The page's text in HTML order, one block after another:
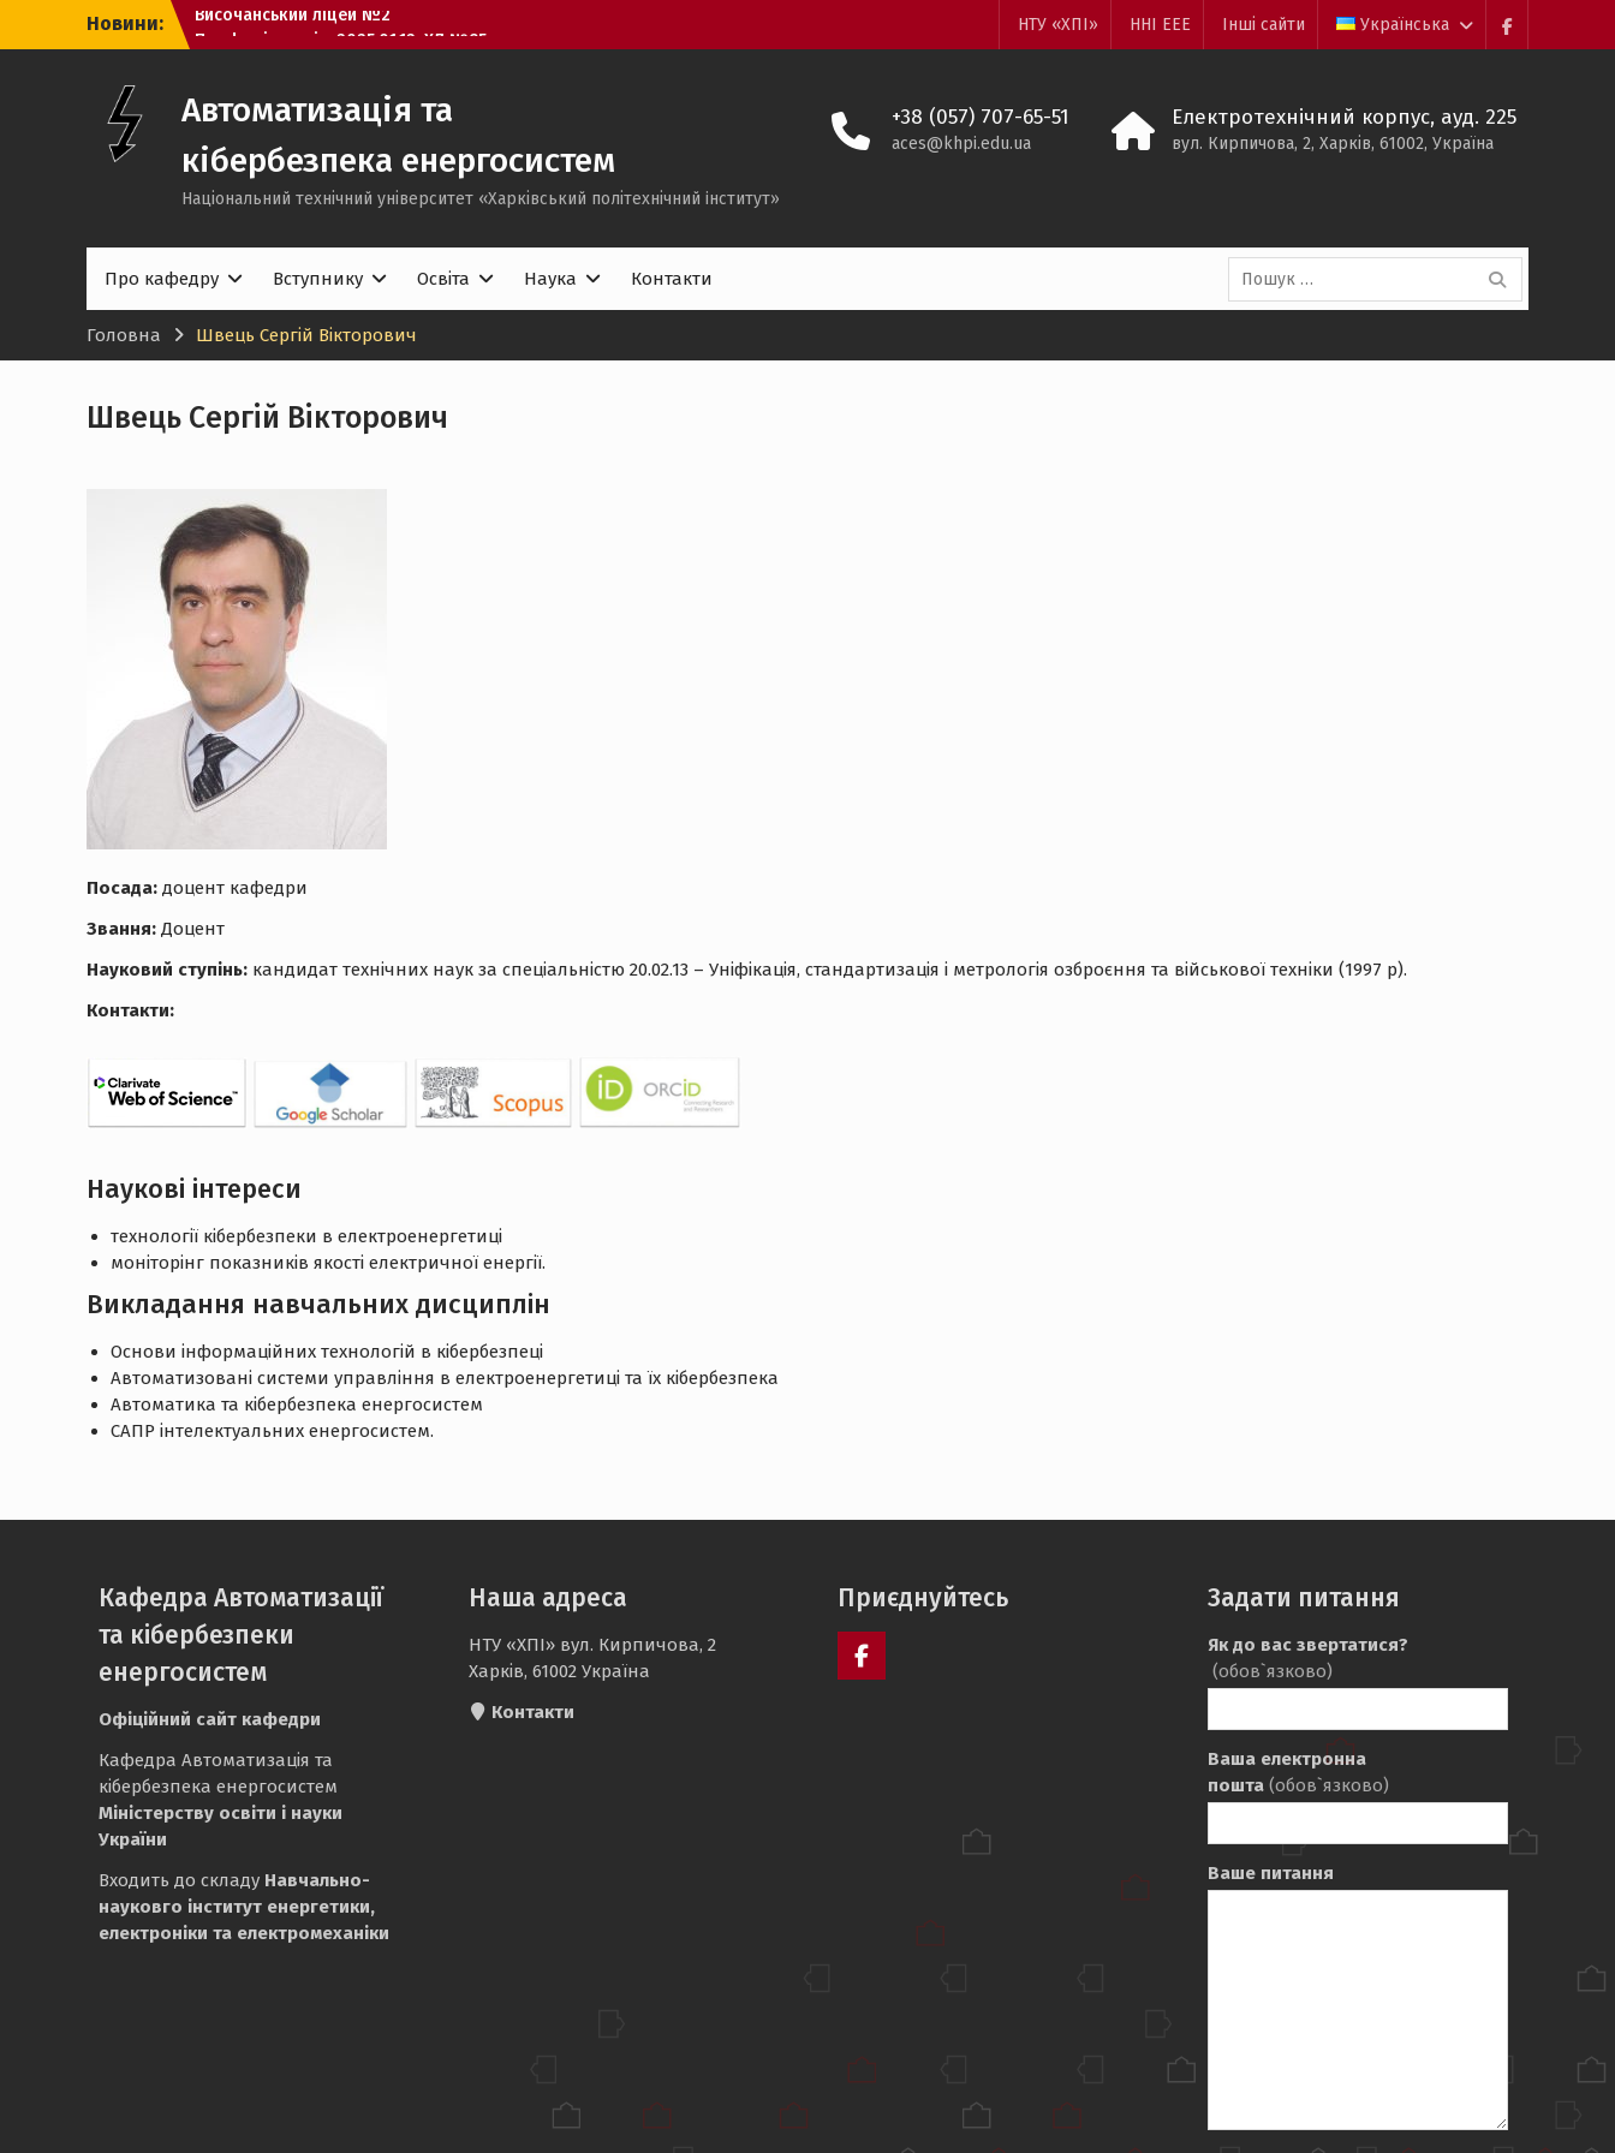
Новини:
Профорієнтація, 2025.01.12, ХЛ №95
Профорієнтаційний захід із
«Полтавський політехнічний фаховий
коледж НТУ «ХПІ» 15.01.2026
Профорієнтація, 2025.09.12,
Височанський ліцей №2
Пункт
НТУ «ХПІ» ННІ ЕЕЕ Інші сайти Українська
Автоматизація та
кібербезпека енергосистем
Національний технічний університет «Харківський політехнічний iнститут»
+38 (057) 707-65-51
aces@khpi.edu.ua
Електротехнічний корпус, ауд. 225
вул. Кирпичова, 2, Харків, 61002, Україна
Про кафедру Вступнику Освіта Наука Контакти
Пошук:
Головна Швець Сергій Вікторович
Швець Сергій Вікторович
Посада: доцент кафедри
Звання: Доцент
Науковий ступінь: кандидат технічних наук за спеціальністю 20.02.13 – Уніфікація, стандартизація і метрологія озброєння та військової техніки (1997 р).
Контакти:
Наукові інтереси
технології кібербезпеки в електроенергетиці
моніторінг показників якості електричної енергії.
Викладання навчальних дисциплін
Основи інформаційних технологій в кібербезпеці
Автоматизовані системи управління в електроенергетиці та їх кібербезпека
Автоматика та кібербезпека енергосистем
САПР інтелектуальних енергосистем.
Кафедра Автоматизації
та кібербезпеки
енергосистем
Офіційний сайт кафедри
Кафедра Автоматизація та
кібербезпека енергосистем
Міністерству освіти і науки
України
Входить до складу Навчально-
науковго інститут енергетики,
електроніки та електромеханіки
Наша адреса
НТУ «ХПІ» вул. Кирпичова, 2
Харків, 61002 Україна
Контакти
Приєднуйтесь Задати питання
Як до вас звертатися?
(обов`язково)
Ваша електронна
пошта (обов`язково)
Ваше питання